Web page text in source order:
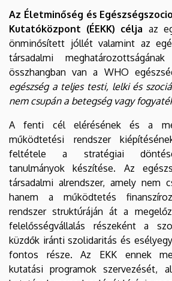
Az Életminőség és
Kutatóközpont (ÉEKK) célja az
önminősített jóllét valamint az
társadalmi
összhangban van a WHO
egészség a teljes testi, lelki és
nem csupán a betegség vagy
A fenti cél elérésének és a
működtetési rendszer
feltétele a stratégiai
tanulmányok készítése. Az
társadalmi alrendszer, amely nem
hanem a működtetés
rendszer struktúráján át a
felelősségvállalás részeként a
küzdők iránti szolidaritás és
fontos része. Az EKK ennek
kutatási programok szervezését,